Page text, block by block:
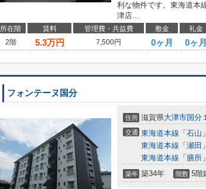
利な物件です。東海道本
津店...
所在階 賃料 管理費・共益費 敷金 礼金
2階
5.3万円 7,500円 0ヶ月 0ヶ月
フォンテーヌ国分
住所 滋賀県大津市国分
交通 東海道本線 「 石山
東海道本線 「 瀬田
東海道本線 「 膳所
築年 築34年 階数 5階